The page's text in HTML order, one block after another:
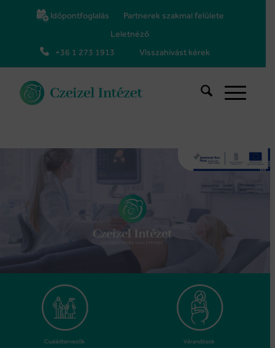
Időpontfoglalás
Partnerek szakmai felülete
Leletnéző
+36 1 273 1913
Visszahívást kérek